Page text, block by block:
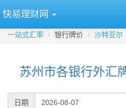
快易理财网
一站式汇率 银行牌价 沙特亚尔
苏州市各银行外
日期